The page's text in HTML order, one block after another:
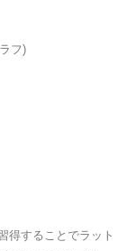
フ)
得することでラット